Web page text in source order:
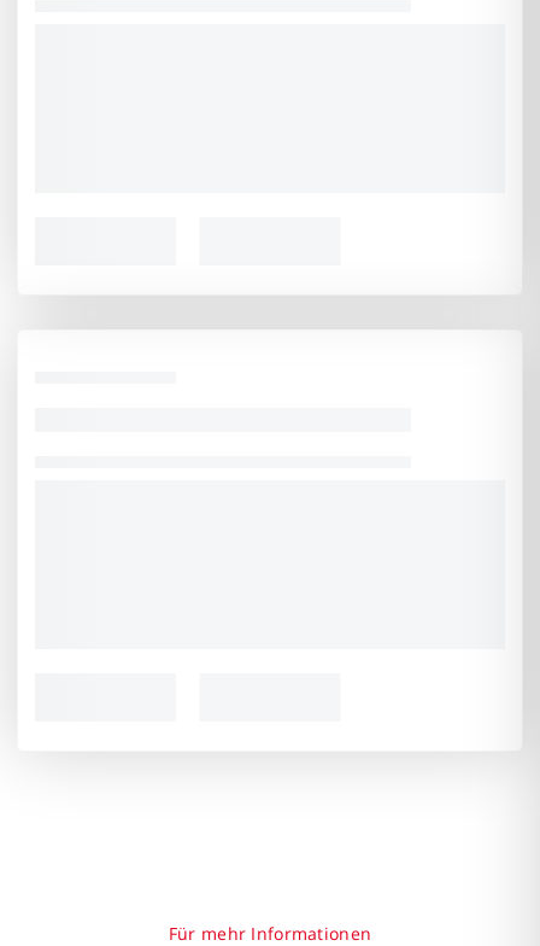
Für mehr Informationen